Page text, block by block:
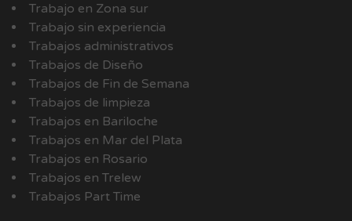
Trabajo en Zona sur
Trabajo sin experiencia
Trabajos administrativos
Trabajos de Diseño
Trabajos de Fin de Semana
Trabajos de limpieza
Trabajos en Bariloche
Trabajos en Mar del Plata
Trabajos en Rosario
Trabajos en Trelew
Trabajos Part Time